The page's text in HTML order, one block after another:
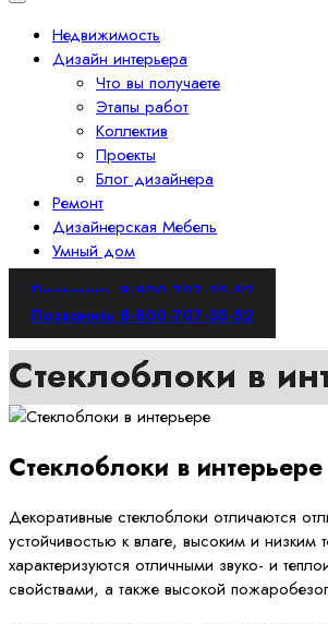
Недвижимость
Дизайн интерьера
Что вы получаете
Этапы работ
Коллектив
Проекты
Блог дизайнера
Ремонт
Дизайнерская Мебель
Умный дом
Позвонить 8-800-707-35-52
Позвонить 8-800-707-35-52
Стеклоблоки в
Стеклоблоки в интерьере
Декоративные стеклоблоки отличаются
устойчивостью к влаге, высоким и низким
характеризуются отличными звуко- и
свойствами, а также высокой